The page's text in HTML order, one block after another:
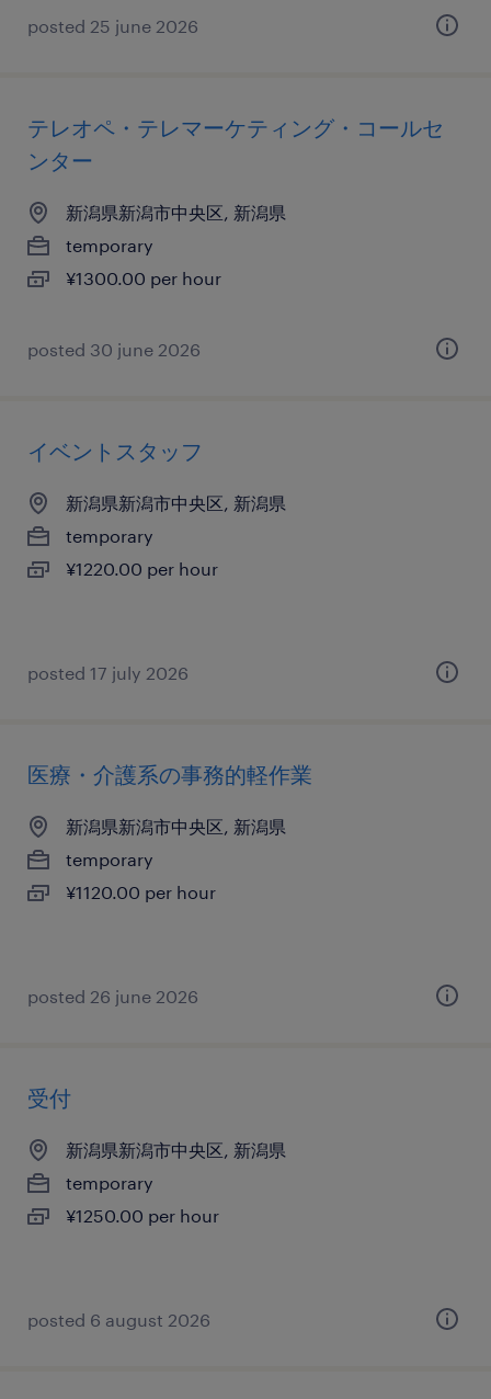
posted 25 june 2026
テレオペ・テレマーケティング・コールセ
ンター
新潟県新潟市中央区, 新潟県
temporary
¥1300.00 per hour
posted 30 june 2026
イベントスタッフ
新潟県新潟市中央区, 新潟県
temporary
¥1220.00 per hour
posted 17 july 2026
医療・介護系の事務的軽作業
新潟県新潟市中央区, 新潟県
temporary
¥1120.00 per hour
posted 26 june 2026
受付
新潟県新潟市中央区, 新潟県
temporary
¥1250.00 per hour
posted 6 august 2026